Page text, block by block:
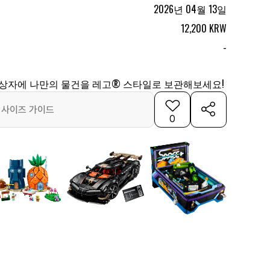
2026년 04월 13일
12,200 KRW
-
자에 나만의 물건을 레고® 스타일로 보관해보세요!
사이즈 가이드
0